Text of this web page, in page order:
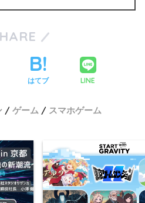
はてブ LINE
ゲーム スマホゲーム